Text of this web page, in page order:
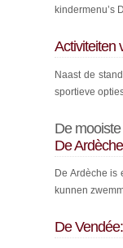
kindermenu’s
Activiteiten
Naast de
sportieve
De
De
De Ardèche
kunnen
De